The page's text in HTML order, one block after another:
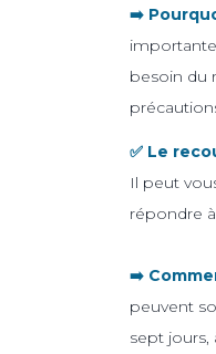
➡️
besoin du
✅ Le
Il peut
répondre
➡️
peuvent
sept jours,